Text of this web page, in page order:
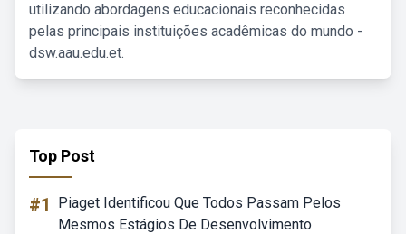
utilizando abordagens educacionais reconhecidas
pelas principais instituições acadêmicas do mundo -
dsw.aau.edu.et.
Top Post
#1
Piaget Identificou Que Todos Passam Pelos
Mesmos Estágios De Desenvolvimento